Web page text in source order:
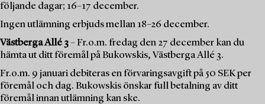
följande dagar; 16–17 december.
Ingen utlämning erbjuds mellan 18–26 december.
Västberga Allé 3– Fr.o.m. fredag den 27 december kan du
hämta ut ditt föremål på Bukowskis, Västberga Allé 3.
Fr.o.m. 9 januari debiteras en förvaringsavgift på 50 SEK per
föremål och dag. Bukowskis önskar full betalning av ditt
föremål innan utlämning kan ske.